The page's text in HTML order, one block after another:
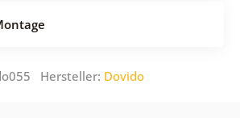
Hersteller: Dovido